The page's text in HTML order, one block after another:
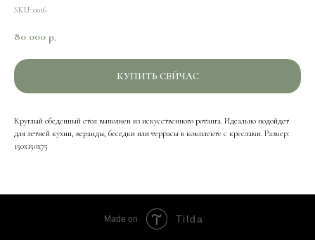
SKU: 0016
80 000 р.
КУПИТЬ СЕЙЧАС
Круглый обеденный стол выполнен из искусственного ротанга. Идеально подойдет
для летней кухни, веранды, беседки или террасы в комплекте с креслами. Размер:
150x150x75
Made on Tilda